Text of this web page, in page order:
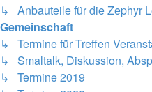
↳ Anbauteile für die Zephyr
Gemeinschaft
↳ Termine für Treffen
↳ Smaltalk, Diskussion,
↳ Termine 2019